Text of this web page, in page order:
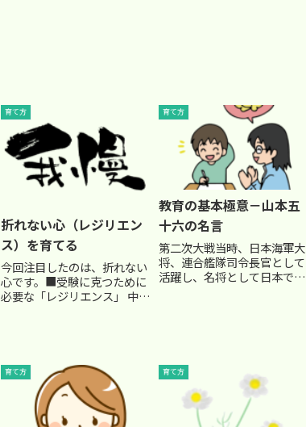
育て方
折れない心（レジリエン
ス）を育てる
今回注目したのは、折れない
心です。■受験に克つために
必要な「レジリエンス」 中学
簡単ではありません。常に合
格のために自らの学習能力を
向上さ...
育て方
教育の基本極意－山本五
十六の名言
第二次大戦当時、日本海軍大
将、連合艦隊司令長官として
活躍し、名将として日本では
受けていた山本大将は、特に
兵の教育...
育て方 育て方